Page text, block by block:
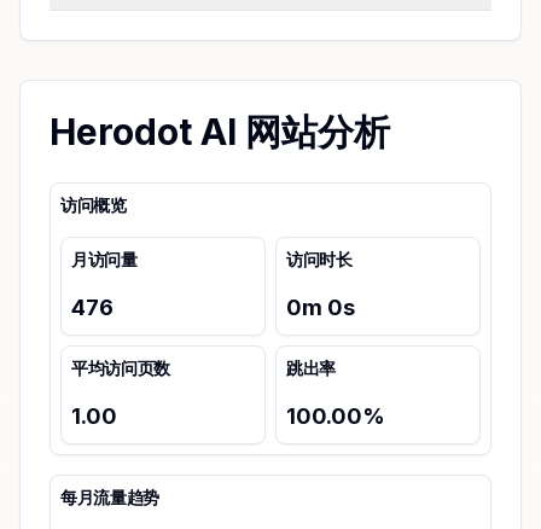
Herodot AI 网站分析
访问概览
月访问量
476
访问时长
0m 0s
平均访问页数
1.00
跳出率
100.00%
每月流量趋势